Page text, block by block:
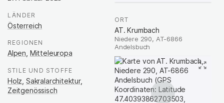
LÄNDER
Österreich
REGIONEN
Alpen Mitteleuropa
STILE UND STOFFE
Holz Sakralarchitektur,
Zeitgenössisch
ORT
AT. Krumbach
Niedere 290, AT-6866
Andelsbuch